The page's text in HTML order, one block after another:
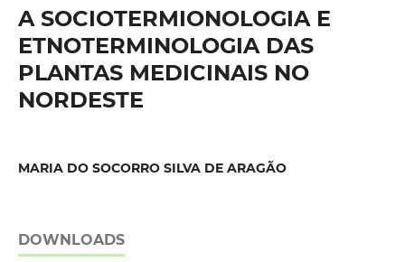
A SOCIOTERMIONOLOGIA E
ETNOTERMINOLOGIA DAS
PLANTAS MEDICINAIS NO
NORDESTE
MARIA DO SOCORRO SILVA DE ARAGÃO
DOWNLOADS